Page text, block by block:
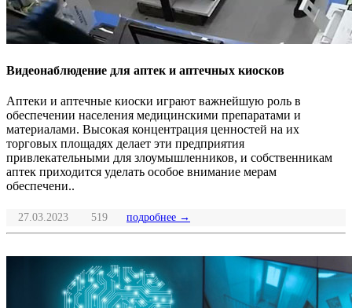
Видеонаблюдение для аптек и аптечных киосков
Аптеки и аптечные киоски играют важнейшую роль в
обеспечении населения медицинскими препаратами и
материалами. Высокая концентрация ценностей на их
торговых площадях делает эти предприятия
привлекательными для злоумышленников, и собственникам
аптек приходится уделать особое внимание мерам
обеспечени..
27.03.2023 519 подробнее →